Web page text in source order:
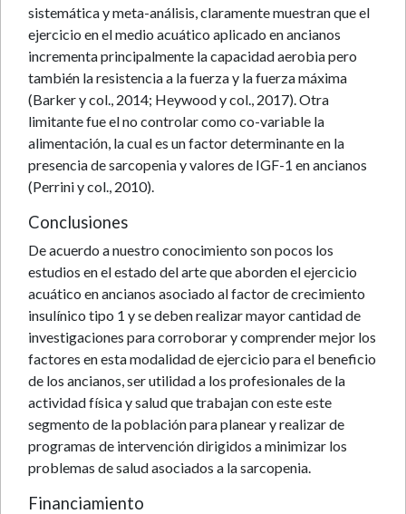
sistemática y meta-análisis, claramente muestran que el
ejercicio en el medio acuático aplicado en ancianos
incrementa principalmente la capacidad aerobia pero
también la resistencia a la fuerza y la fuerza máxima
(Barker y col., 2014; Heywood y col., 2017). Otra
limitante fue el no controlar como co-variable la
alimentación, la cual es un factor determinante en la
presencia de sarcopenia y valores de IGF-1 en ancianos
(Perrini y col., 2010).
Conclusiones
De acuerdo a nuestro conocimiento son pocos los
estudios en el estado del arte que aborden el ejercicio
acuático en ancianos asociado al factor de crecimiento
insulínico tipo 1 y se deben realizar mayor cantidad de
investigaciones para corroborar y comprender mejor los
factores en esta modalidad de ejercicio para el beneficio
de los ancianos, ser utilidad a los profesionales de la
actividad física y salud que trabajan con este este
segmento de la población para planear y realizar de
programas de intervención dirigidos a minimizar los
problemas de salud asociados a la sarcopenia.
Financiamiento